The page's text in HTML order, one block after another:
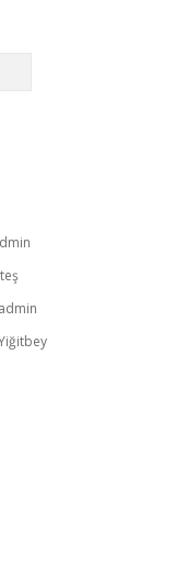
admin